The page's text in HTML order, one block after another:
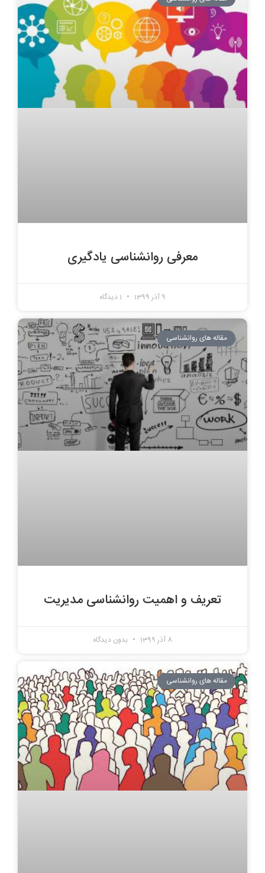
معرفی روانشناسی یادگیری
9 آذر 1399
مقاله های روانشناسی
تعریف و اهمیت روانشناسی مدیریت
8 آذر 1399 بدون دیدگاه
مقاله های روانشناسی